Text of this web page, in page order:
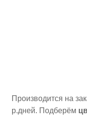
Производится на
р.дней. Подберём